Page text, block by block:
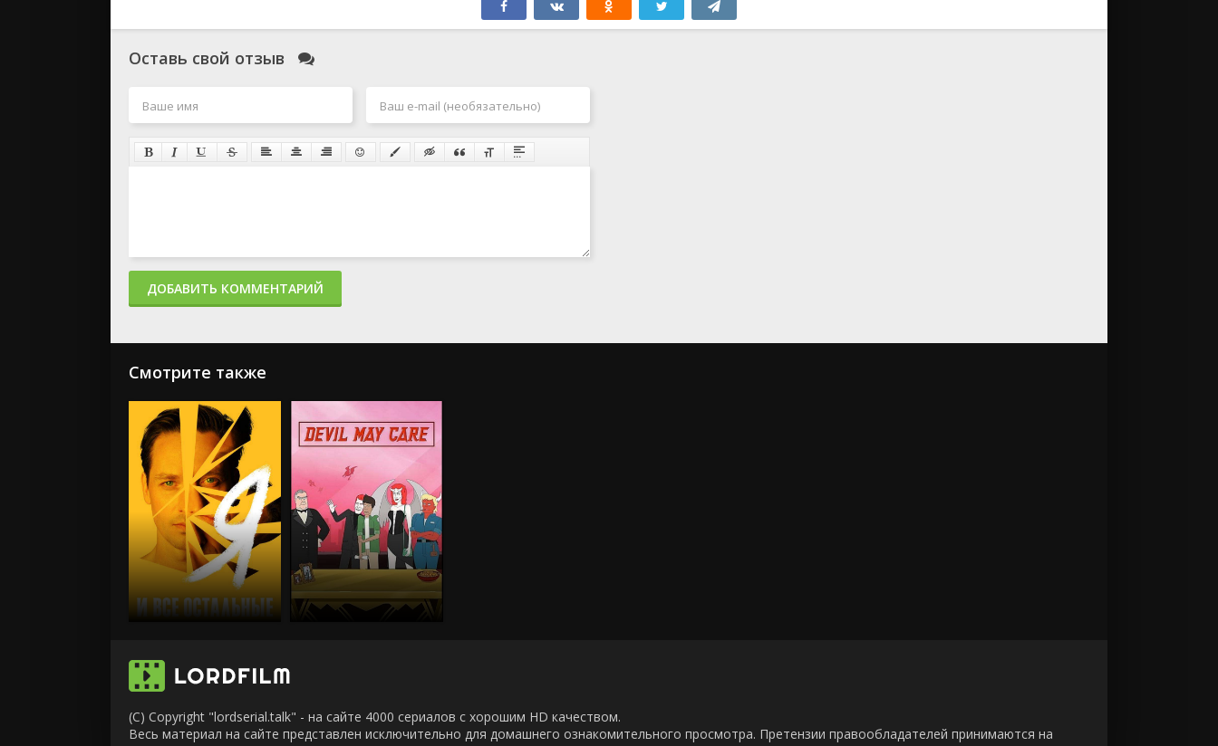
Оставь свой отзыв
ДОБАВИТЬ КОММЕНТАРИЙ
Смотрите также
(C) Copyright "lordserial.talk" - на сайте 4000 сериалов с хорошим HD качеством.
Весь материал на сайте представлен исключительно для домашнего ознакомительного просмотра. Претензии правообладателей принимаются на